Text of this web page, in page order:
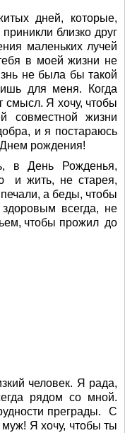
дней, которые,
близко друг
маленьких лучей
в моей жизни не
не была бы такой
для меня. Когда
смысл. Я хочу, чтобы
совместной жизни
и я постараюсь
рождения!
в День Рожденья,
и жить, не старея,
а беды, чтобы
всегда, не
чтобы прожил до
человек. Я рада,
рядом со мной.
преграды. С
Я хочу, чтобы ты